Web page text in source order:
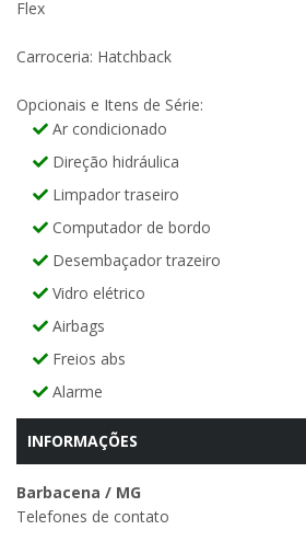
Flex
Carroceria: Hatchback
Opcionais e Itens de Série:
Ar condicionado
Direção hidráulica
Limpador traseiro
Computador de bordo
Desembaçador trazeiro
Vidro elétrico
Airbags
Freios abs
Alarme
INFORMAÇÕES
Barbacena / MG
Telefones de contato